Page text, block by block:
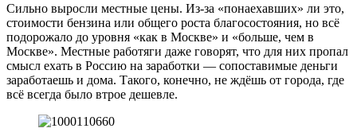
Сильно выросли местные цены. Из-за «понаехавших» ли это,
стоимости бензина или общего роста благосостояния, но всё
подорожало до уровня «как в Москве» и «больше, чем в
Москве». Местные работяги даже говорят, что для них пропал
смысл ехать в Россию на заработки — сопоставимые деньги
заработаешь и дома. Такого, конечно, не ждёшь от города, где
всё всегда было втрое дешевле.